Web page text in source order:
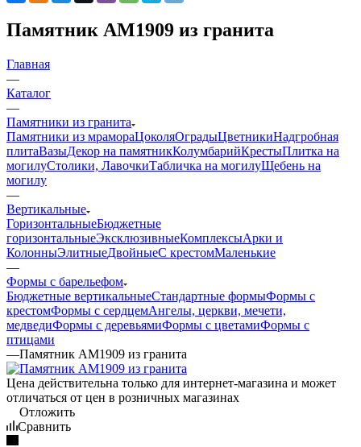
Памятник AM1909 из гранита
Главная
—
Каталог
—
Памятники из гранита
Памятники из мрамораЦоколяОградыЦветникиНадгробная
плитаВазыДекор на памятникКолумбарийКрестыПлитка на
могилуСтолики, ЛавочкиТабличка на могилуЩебень на
могилу
—
Вертикальные
ГоризонтальныеБюджетные
горизонтальныеЭксклюзивныеКомплексыАрки и
КолонныЭлитныеДвойныеС крестомМаленькие
—
Формы с барельефом
Бюджетные вертикальныеСтандартные формыФормы с
крестомФормы с сердцемАнгелы, церкви, мечети,
медведиФормы с деревьямиФормы с цветамиФормы с
птицами
—Памятник AM1909 из гранита
Цена действительна только для интернет-магазина и может
отличаться от цен в розничных магазинах
Отложить
Сравнить